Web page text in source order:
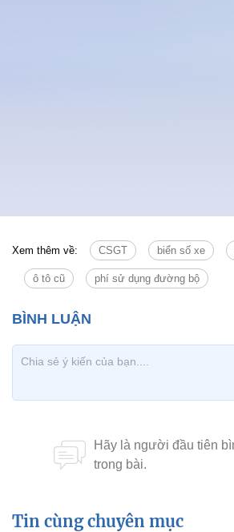
Xem thêm về: CSGT biển số xe
ô tô cũ phí sử dụng đường bộ
Tin cùng chuyên mục